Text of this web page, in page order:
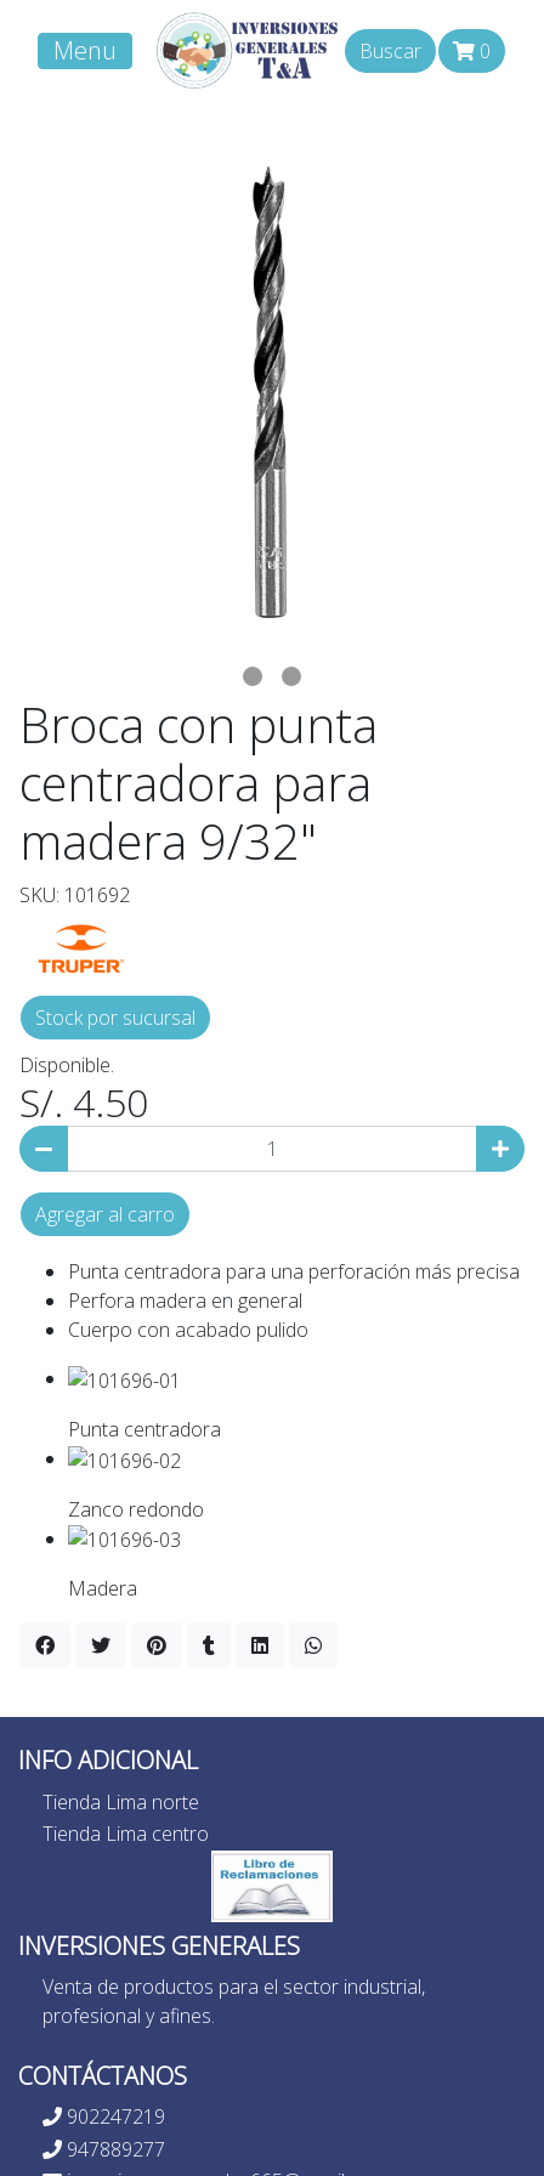
Menu Buscar 0
Broca con punta
centradora para
madera 9/32"
SKU: 101692
Stock por sucursal
Disponible.
S/. 4.50
Agregar al carro
Punta centradora para una perforación más precisa
Perfora madera en general
Cuerpo con acabado pulido
Punta centradora
Zanco redondo
Madera
INFO ADICIONAL
Tienda Lima norte
Tienda Lima centro
INVERSIONES GENERALES
Venta de productos para el sector industrial,
profesional y afines.
CONTÁCTANOS
902247219
947889277